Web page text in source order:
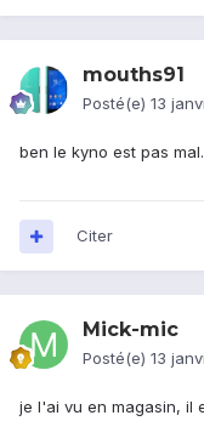
mouths91
Posté(e) 13
ben le kyno est pas
Citer
Mick-mic
Posté(e) 13
je l'ai vu en magasin, il